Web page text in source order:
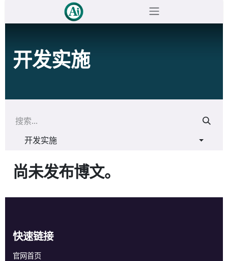
开发实施
开发实施
尚未发布博文。
快速链接
官网首页